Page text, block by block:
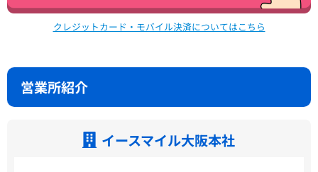
クレジットカード・モバイル決済についてはこちら
営業所紹介
イースマイル大阪本社